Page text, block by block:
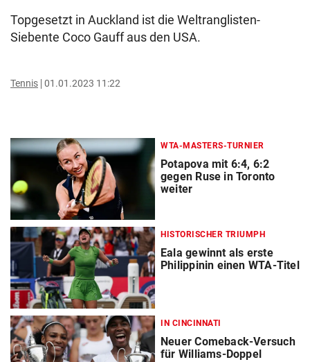
Topgesetzt in Auckland ist die Weltranglisten-
Siebente Coco Gauff aus den USA.
Tennis 01.01.2023 11:22
WTA-MASTERS-TURNIER
Potapova mit 6:4, 6:2
gegen Ruse in Toronto
weiter
HISTORISCHER TRIUMPH
Eala gewinnt als erste
Philippinin einen WTA-Titel
IN CINCINNATI
Neuer Comeback-Versuch
für Williams-Doppel